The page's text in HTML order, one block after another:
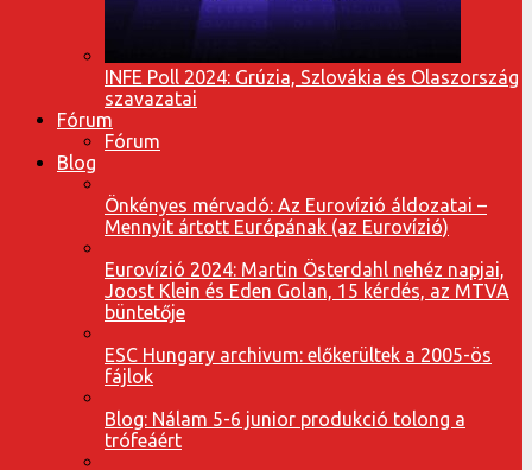
INFE Poll 2024: Grúzia, Szlovákia és Olaszország
szavazatai
Fórum
Fórum
Blog
Önkényes mérvadó: Az Eurovízió áldozatai –
Mennyit ártott Európának (az Eurovízió)
Eurovízió 2024: Martin Österdahl nehéz napjai,
Joost Klein és Eden Golan, 15 kérdés, az MTVA
büntetője
ESC Hungary archivum: előkerültek a 2005-ös
fájlok
Blog: Nálam 5-6 junior produkció tolong a
trófeáért